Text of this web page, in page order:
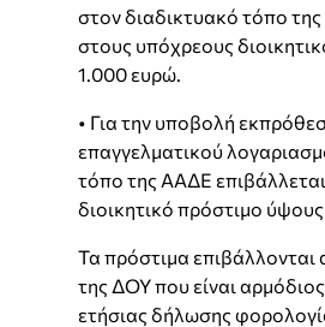
στον διαδικτυακό τόπο
στους υπόχρεους
1.000 ευρώ.
• Για την υποβολή
επαγγελματικού
τόπο της ΑΑΔΕ
διοικητικό πρόστιμο
Τα πρόστιμα επιβάλλονται
της ΔΟΥ που είναι
ετήσιας δήλωσης